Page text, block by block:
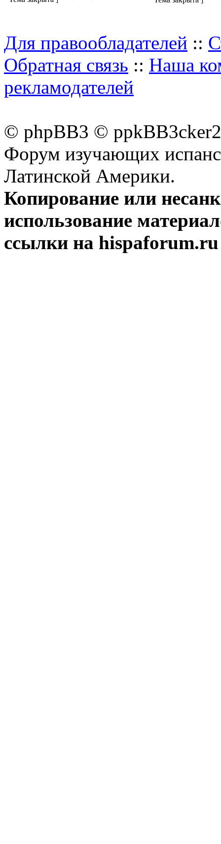
Для правообладателей ::
Обратная связь :: Наша
рекламодателей
© phpBB3 ©
Форум изучающих
Латинской Америки.
Копирование или
использование
ссылки на hispaforum.ru